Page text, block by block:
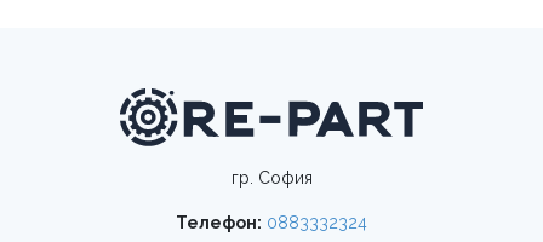
гр. София
Телефон: 0883332324